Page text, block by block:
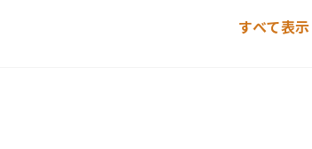
ースの407号室・ダイニングスペースの408号
すべて表示